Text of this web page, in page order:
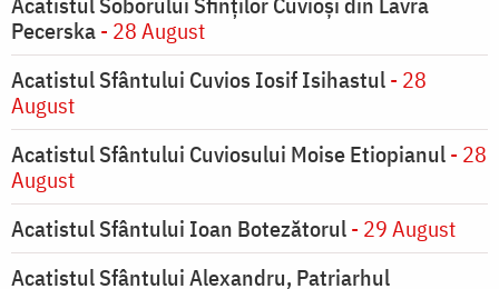
Pecerska- 28 August
Acatistul Sfântului Cuvios Iosif Isihastul- 28
August
Acatistul Sfântului Cuviosului Moise Etiopianul- 28
August
Acatistul Sfântului Ioan Botezătorul- 29 August
Acatistul Sfântului Alexandru, Patriarhul